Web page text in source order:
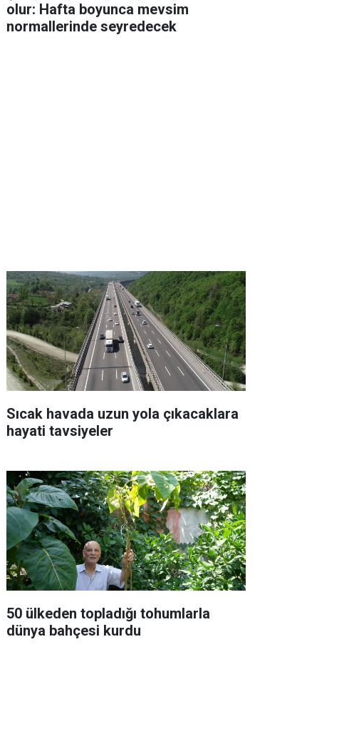
olur: Hafta boyunca mevsim
normallerinde seyredecek
Sıcak havada uzun yola çıkacaklara
hayati tavsiyeler
50 ülkeden topladığı tohumlarla
dünya bahçesi kurdu